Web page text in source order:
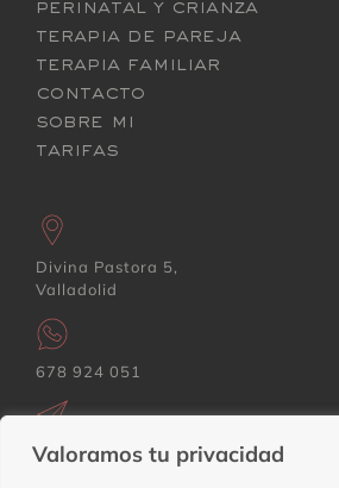
Valoramos tu privacidad
perinatal y crianza
terapia de pareja
terapia familiar
contacto
sobre mi
tarifas
Divina Pastora 5,
Valladolid
678 924 051
itziar@psicologiainfanciayfamilia.com